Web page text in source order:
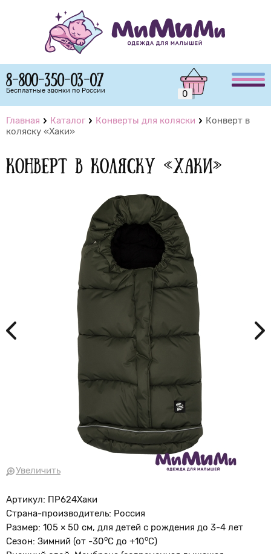
8-800-350-03-07
Бесплатные звонки по России 0
Главная Каталог Конверты для коляски
Конверт в
коляску «Хаки»
Конверт в коляску «Хаки»
Увеличить
Артикул: ПР624Хаки
Страна-производитель: Россия
Размер: 105 × 50 см, для детей с рождения до 3-4 лет
Сезон: Зимний (от -30оС до +10oС)